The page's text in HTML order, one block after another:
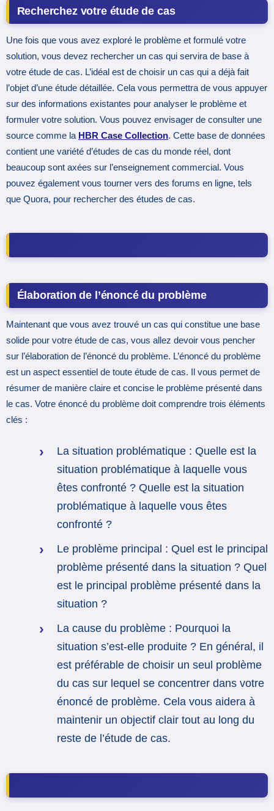
Recherchez votre étude de cas
Une fois que vous avez exploré le problème et formulé votre
solution, vous devez rechercher un cas qui servira de base à
votre étude de cas. L’idéal est de choisir un cas qui a déjà fait
l’objet d’une étude détaillée. Cela vous permettra de vous appuyer
sur des informations existantes pour analyser le problème et
formuler votre solution. Vous pouvez envisager de consulter une
source comme la HBR Case Collection. Cette base de données
contient une variété d’études de cas du monde réel, dont
beaucoup sont axées sur l’enseignement commercial. Vous
pouvez également vous tourner vers des forums en ligne, tels
que Quora, pour rechercher des études de cas.
Élaboration de l’énoncé du problème
Maintenant que vous avez trouvé un cas qui constitue une base
solide pour votre étude de cas, vous allez devoir vous pencher
sur l’élaboration de l’énoncé du problème. L’énoncé du problème
est un aspect essentiel de toute étude de cas. Il vous permet de
résumer de manière claire et concise le problème présenté dans
le cas. Votre énoncé du problème doit comprendre trois éléments
clés :
La situation problématique : Quelle est la
situation problématique à laquelle vous
êtes confronté ? Quelle est la situation
problématique à laquelle vous êtes
confronté ?
Le problème principal : Quel est le principal
problème présenté dans la situation ? Quel
est le principal problème présenté dans la
situation ?
La cause du problème : Pourquoi la
situation s’est-elle produite ? En général, il
est préférable de choisir un seul problème
du cas sur lequel se concentrer dans votre
énoncé de problème. Cela vous aidera à
maintenir un objectif clair tout au long du
reste de l’étude de cas.